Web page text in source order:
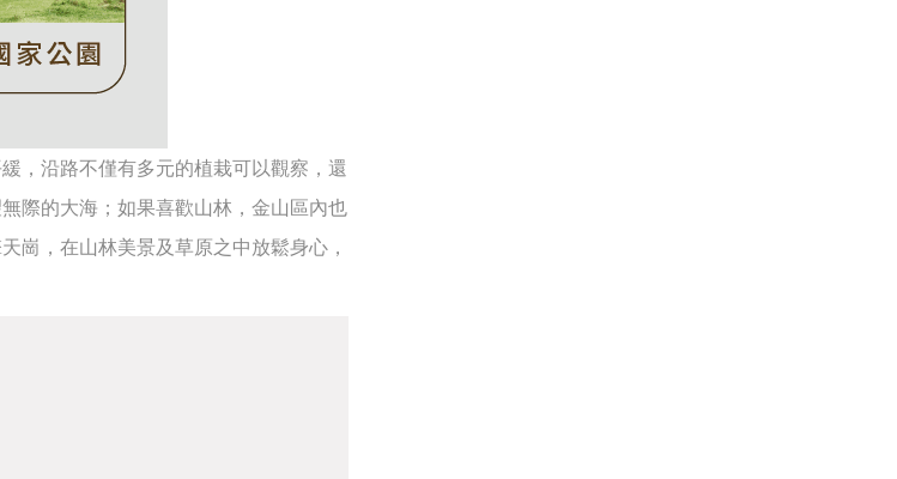
，沿路不僅有多元的植栽可以觀察，還
際的大海；如果喜歡山林，金山區內也
崗，在山林美景及草原之中放鬆身心，